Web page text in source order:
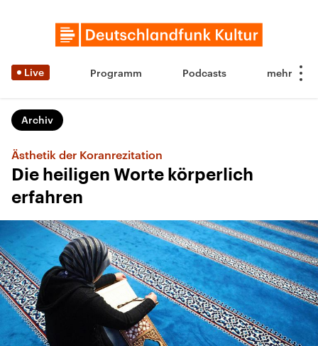
Live Programm Podcasts
Archiv
Ästhetik der Koranrezitation
Die heiligen Worte körperlich
erfahren